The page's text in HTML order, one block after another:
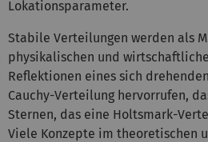
Lokationsparameter.
Stabile Verteilungen werden als
physikalischen und
Reflektionen eines sich
Cauchy-Verteilung hervorrufen,
Sternen, das eine Holtsmark-
Viele Konzepte im theoretischen